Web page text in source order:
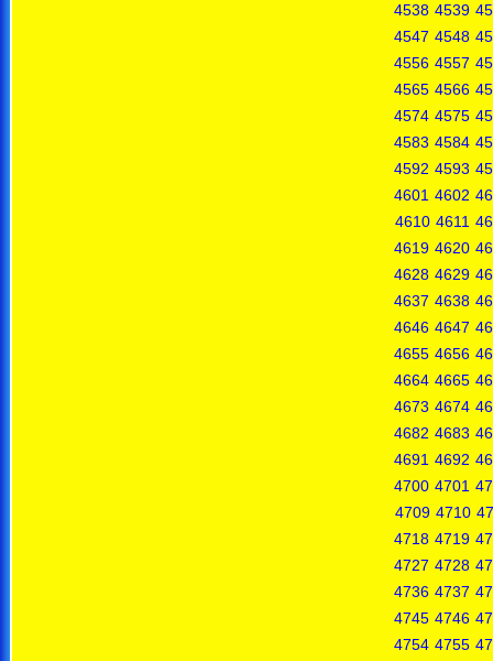
4538 4539
4547 4548
4556 4557
4565 4566
4574 4575
4583 4584
4592 4593
4601 4602
4610 4611
4619 4620
4628 4629
4637 4638
4646 4647
4655 4656
4664 4665
4673 4674
4682 4683
4691 4692
4700 4701
4709 4710
4718 4719
4727 4728
4736 4737
4745 4746
4754 4755